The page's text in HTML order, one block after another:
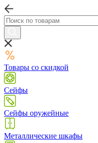
Товары со скидкой
Сейфы
Сейфы оружейные
Металлические шкафы